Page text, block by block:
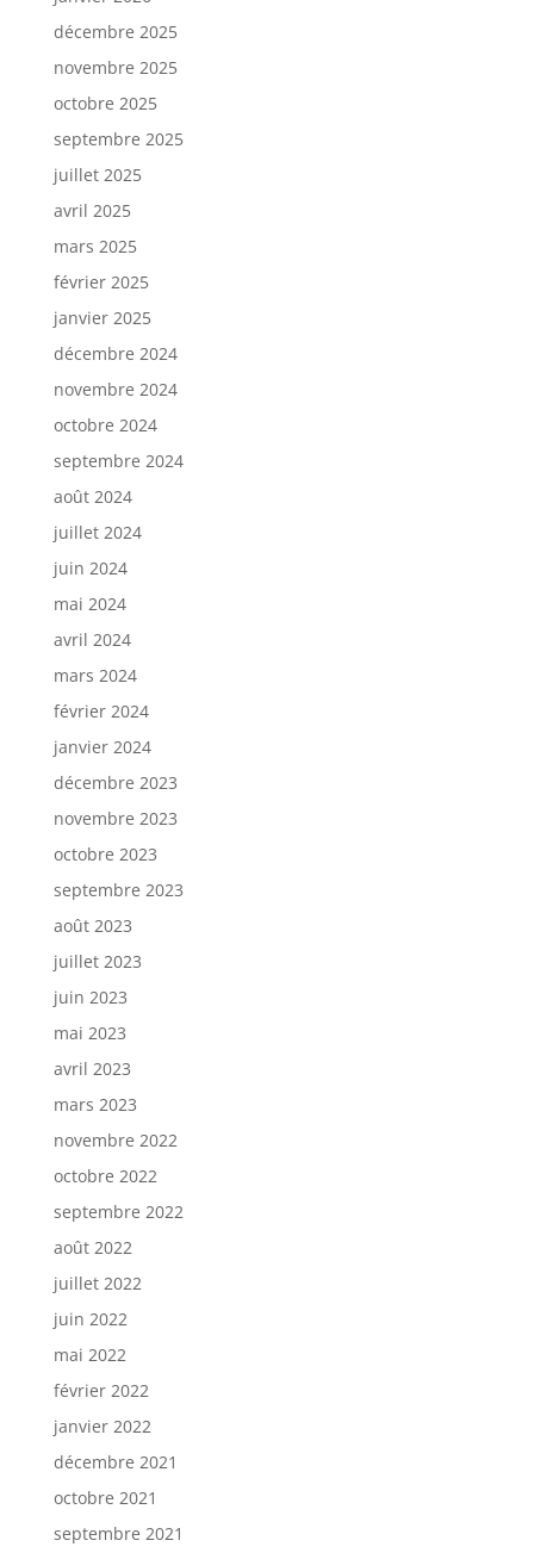
décembre 2025
novembre 2025
octobre 2025
septembre 2025
juillet 2025
avril 2025
mars 2025
février 2025
janvier 2025
décembre 2024
novembre 2024
octobre 2024
septembre 2024
août 2024
juillet 2024
juin 2024
mai 2024
avril 2024
mars 2024
février 2024
janvier 2024
décembre 2023
novembre 2023
octobre 2023
septembre 2023
août 2023
juillet 2023
juin 2023
mai 2023
avril 2023
mars 2023
novembre 2022
octobre 2022
septembre 2022
août 2022
juillet 2022
juin 2022
mai 2022
février 2022
janvier 2022
décembre 2021
octobre 2021
septembre 2021